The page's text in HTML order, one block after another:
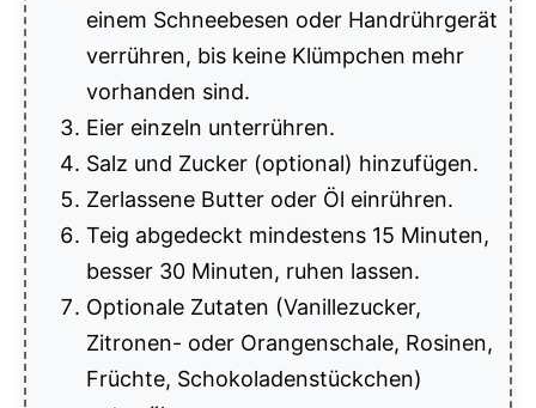
einem Schneebesen oder Handrührgerät
verrühren, bis keine Klümpchen mehr
vorhanden sind.
Eier einzeln unterrühren.
Salz und Zucker (optional) hinzufügen.
Zerlassene Butter oder Öl einrühren.
Teig abgedeckt mindestens 15 Minuten,
besser 30 Minuten, ruhen lassen.
Optionale Zutaten (Vanillezucker,
Zitronen- oder Orangenschale, Rosinen,
Früchte, Schokoladenstückchen)